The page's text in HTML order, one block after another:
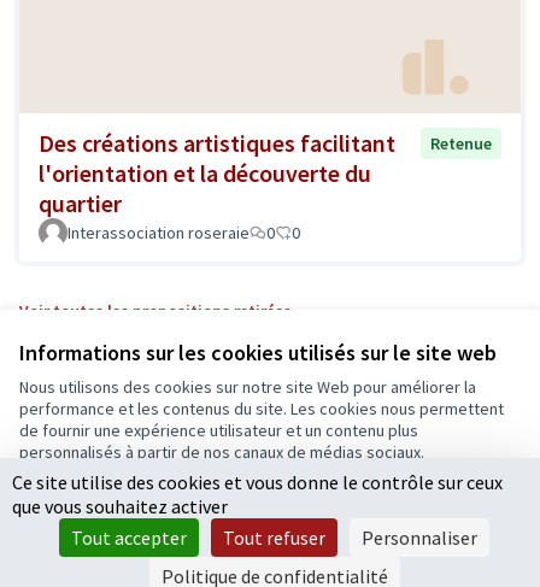
Informations sur les cookies utilisés sur le site web
Nous utilisons des cookies sur notre site Web pour améliorer la
performance et les contenus du site. Les cookies nous permettent
de fournir une expérience utilisateur et un contenu plus
personnalisés à partir de nos canaux de médias sociaux.
Tout accepter
Accepter seulement les cookies essentiels
Paramètres
Des créations artistiques facilitant
l'orientation et la découverte du
quartier
Retenue
Interassociation roseraie 0 0
Voir toutes les propositions retirées
Conditions d'utilisation
Paramètres des cookies
Ecrivons Angers sur X
(Lien externe)
Ecrivons Angers sur Facebook
(Lien externe)
logiciel libre Decidim .
Licence
(Lien
Ce site utilise des cookies et vous donne le contrôle sur ceux
que vous souhaitez activer
Tout accepter
Tout refuser
Personnaliser
Politique de confidentialité